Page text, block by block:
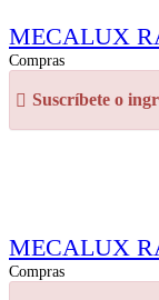
MECALUX
Compras
Suscríbete o
MECALUX
Compras